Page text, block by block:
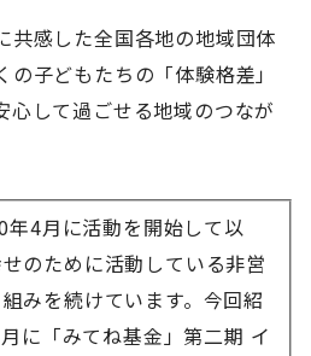
共感した全国各地の地域団体
子どもたちの「体験格差」
心して過ごせる地域のつなが
年4月に活動を開始して以
のために活動している非営
みを続けています。今回紹
に「みてね基金」第二期 イ